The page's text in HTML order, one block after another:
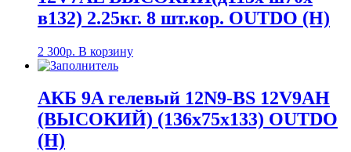
OUTDO
в132) 2.25кг. 8 шт.кор. OUTDO (Н)
2 300р. В корзину
АКБ 9A гелевый 12N9-BS 12V9AH
(ВЫСОКИЙ) (136х75х133) OUTDO
(Н)